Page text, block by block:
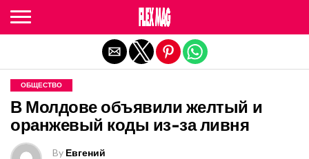
ОБЩЕСТВО
В Молдове объявили желтый и
оранжевый коды из-за ливня
By Евгений
Exit mobile version